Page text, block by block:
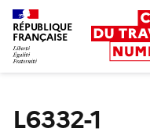
RÉPUBLIQUE
FRANÇAISE
L6332-1